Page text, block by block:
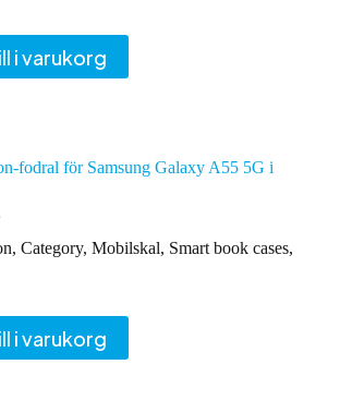
i varukorg
fodral för Samsung Galaxy A55 5G i
, Category, Mobilskal, Smart book cases,
i varukorg